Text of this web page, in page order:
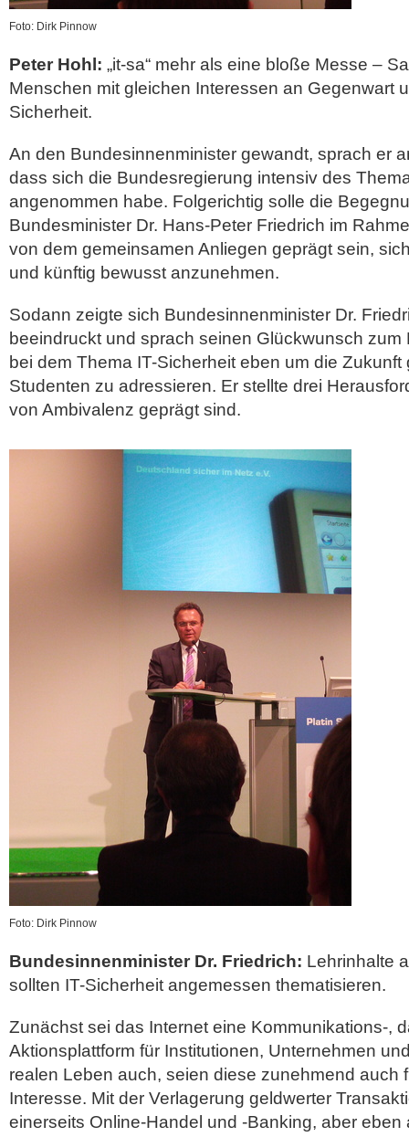
Foto: Dirk Pinnow
Peter Hohl: „it-sa“ mehr als eine bloße Messe –
Menschen mit gleichen Interessen an Gegenwart
Sicherheit.
An den Bundesinnenminister gewandt, sprach er
dass sich die Bundesregierung intensiv des
angenommen habe. Folgerichtig solle die
Bundesminister Dr. Hans-Peter Friedrich im
von dem gemeinsamen Anliegen geprägt sein,
und künftig bewusst anzunehmen.
Sodann zeigte sich Bundesinnenminister Dr.
beeindruckt und sprach seinen Glückwunsch zum
bei dem Thema IT-Sicherheit eben um die
Studenten zu adressieren. Er stellte drei
von Ambivalenz geprägt sind.
Foto: Dirk Pinnow
Bundesinnenminister Dr. Friedrich: Lehrinhalte
sollten IT-Sicherheit angemessen thematisieren.
Zunächst sei das Internet eine Kommunikations-,
Aktionsplattform für Institutionen, Unternehmen
realen Leben auch, seien diese zunehmend auch
Interesse. Mit der Verlagerung geldwerter
einerseits Online-Handel und -Banking, aber eben